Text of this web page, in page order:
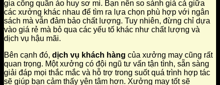
gia công quần áo huy sơ mi. Bạn nên so sánh giá cả giữa
các xưởng khác nhau để tìm ra lựa chọn phù hợp với ngân
sách mà vẫn đảm bảo chất lượng. Tuy nhiên, đừng chỉ dựa
vào giá rẻ mà bỏ qua các yếu tố khác như chất lượng và
dịch vụ hậu mãi.
Bên cạnh đó, dịch vụ khách hàng của xưởng may cũng rất
quan trọng. Một xưởng có đội ngũ tư vấn tận tình, sẵn sàng
giải đáp mọi thắc mắc và hỗ trợ trong suốt quá trình hợp tác
sẽ giúp bạn cảm thấy yên tâm hơn. Xưởng may tốt sẽ